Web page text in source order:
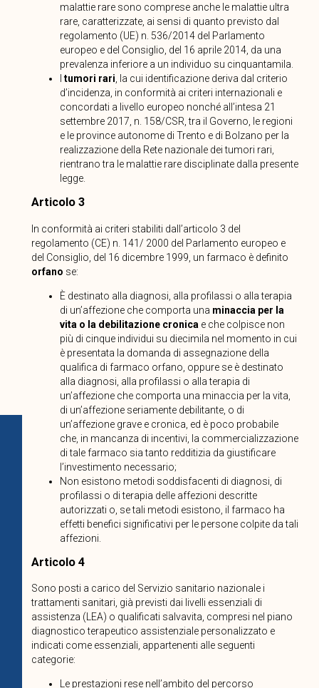
malattie rare sono comprese anche le malattie ultra
rare, caratterizzate, ai sensi di quanto previsto dal
regolamento (UE) n. 536/2014 del Parlamento
europeo e del Consiglio, del 16 aprile 2014, da una
prevalenza inferiore a un individuo su cinquantamila.
tumori rari , la cui identificazione deriva dal criterio
d’incidenza, in conformità ai criteri internazionali e
concordati a livello europeo nonché all’intesa 21
settembre 2017, n. 158/CSR, tra il Governo, le regioni
e le province autonome di Trento e di Bolzano per la
realizzazione della Rete nazionale dei tumori rari,
rientrano tra le malattie rare disciplinate dalla presente
legge.
Articolo 3
In conformità ai criteri stabiliti dall’articolo 3 del
regolamento (CE) n. 141/ 2000 del Parlamento europeo e
del Consiglio, del 16 dicembre 1999, un farmaco è definito
orfano se:
È destinato alla diagnosi, alla profilassi o alla terapia
di un’affezione che comporta una minaccia per la
vita o la debilitazione cronica e che colpisce non
più di cinque individui su diecimila nel momento in cui
è presentata la domanda di assegnazione della
qualifica di farmaco orfano, oppure se è destinato
alla diagnosi, alla profilassi o alla terapia di
un’affezione che comporta una minaccia per la vita,
di un’affezione seriamente debilitante, o di
un’affezione grave e cronica, ed è poco probabile
che, in mancanza di incentivi, la commercializzazione
di tale farmaco sia tanto redditizia da giustificare
l’investimento necessario;
Non esistono metodi soddisfacenti di diagnosi, di
profilassi o di terapia delle affezioni descritte
autorizzati o, se tali metodi esistono, il farmaco ha
effetti benefici significativi per le persone colpite da tali
affezioni.
Articolo 4
Sono posti a carico del Servizio sanitario nazionale i
trattamenti sanitari, già previsti dai livelli essenziali di
assistenza (LEA) o qualificati salvavita, compresi nel piano
diagnostico terapeutico assistenziale personalizzato e
indicati come essenziali, appartenenti alle seguenti
categorie:
Le prestazioni rese nell’ambito del percorso